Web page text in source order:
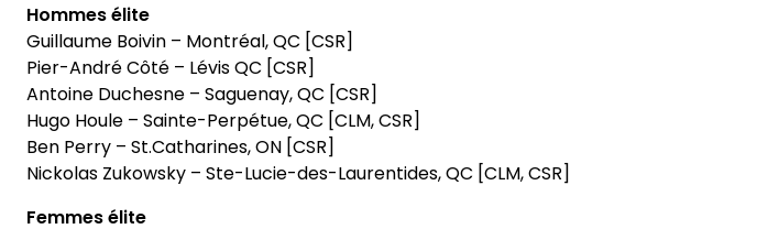
Hommes élite
Guillaume Boivin – Montréal, QC [CSR]
Pier-André Côté – Lévis QC [CSR]
Antoine Duchesne – Saguenay, QC [CSR]
Hugo Houle – Sainte-Perpétue, QC [CLM, CSR]
Ben Perry – St.Catharines, ON [CSR]
Nickolas Zukowsky – Ste-Lucie-des-Laurentides, QC [CLM, CSR]
Femmes élite